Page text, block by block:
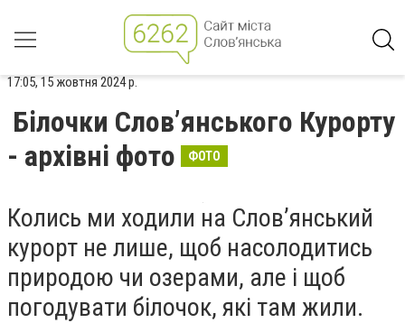
17:05, 15 жовтня 2024 р.
Білочки Слов’янського Курорту
- архівні фото
ФОТО
Колись ми ходили на Слов’янський
курорт не лише, щоб насолодитись
природою чи озерами, але і щоб
погодувати білочок, які там жили.